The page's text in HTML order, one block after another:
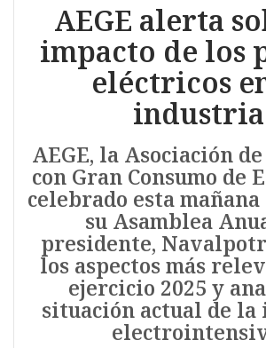
AEGE alerta
impacto de los
eléctricos
industria
AEGE, la Asociación
con Gran Consumo de
celebrado esta
su Asamblea
presidente,
los aspectos más
ejercicio 2025 y
situación actual de